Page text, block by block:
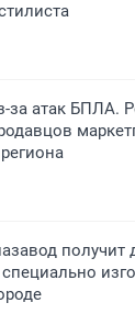
за атак БПЛА.
получит